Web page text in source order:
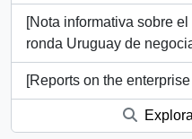
[Nota informativa sobre
ronda Uruguay de
[Reports on the